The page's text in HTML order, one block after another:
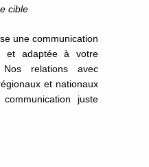
cible
une communication
et adaptée à votre
Nos relations avec
et nationaux
juste